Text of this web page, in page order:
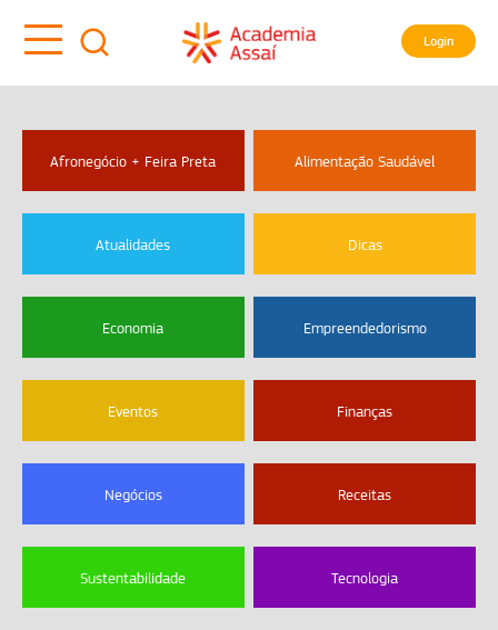
Login
Afronegócio + Feira Preta Alimentação Saudável
Atualidades Dicas
Economia Empreendedorismo
Eventos Finanças
Negócios Receitas
Sustentabilidade Tecnologia